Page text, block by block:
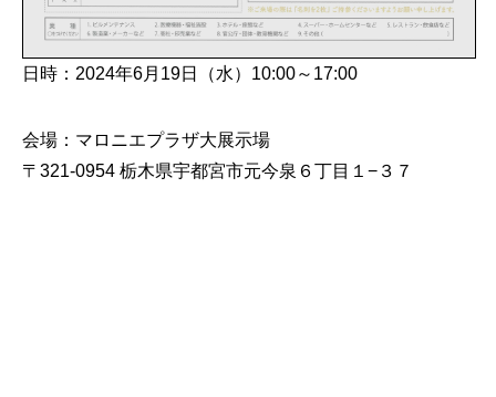
日時：2024年6月19日（水）10:00～17:00
会場：マロニエプラザ大展示場
〒321-0954 栃木県宇都宮市元今泉６丁目１−３７